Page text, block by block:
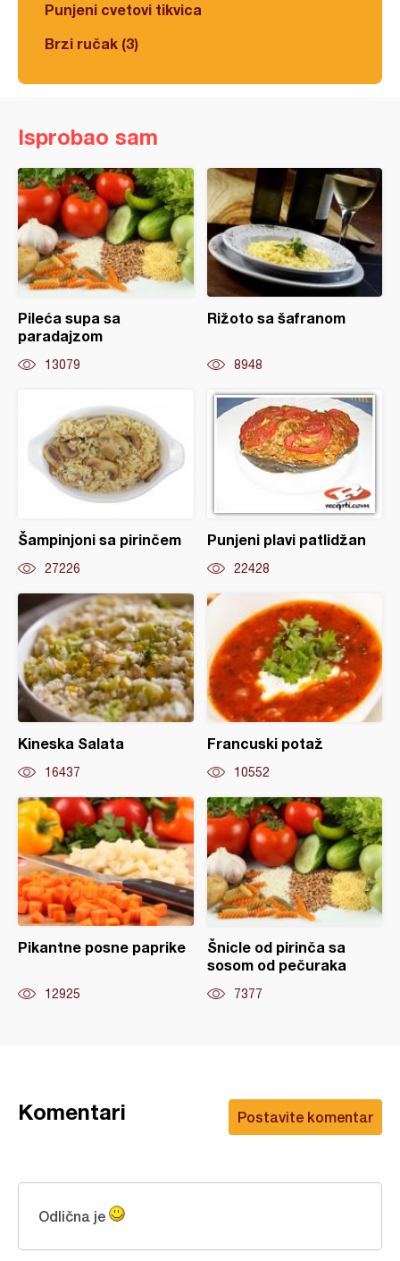
Punjeni cvetovi tikvica
Brzi ručak (3)
Isprobao sam
Pileća supa sa
paradajzom
13079
Rižoto sa šafranom
8948
Šampinjoni sa pirinčem
27226
Punjeni plavi patlidžan
22428
Kineska Salata
16437
Francuski potaž
10552
Pikantne posne paprike
12925
Šnicle od pirinča sa
sosom od pečuraka
7377
Postavite komentar
Komentari
Odlična je